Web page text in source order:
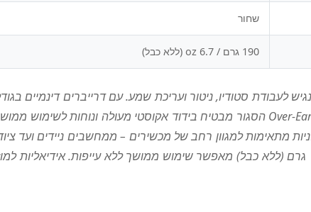
שחור
190 גרם / 6.7 oz (ללא כבל)
1/4" כלול מבטיח חיבור נוח וגמיש. משקל קל של 190 גרם (ללא כבל) מאפשר שימוש ממושך ללא